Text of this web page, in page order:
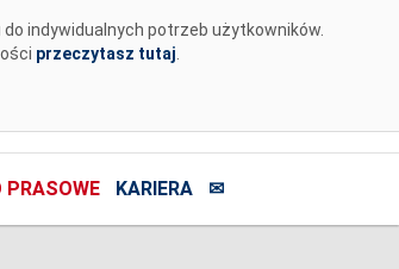
indywidualnych potrzeb użytkowników.
przeczytasz tutaj
PRASOWE KARIERA ✉